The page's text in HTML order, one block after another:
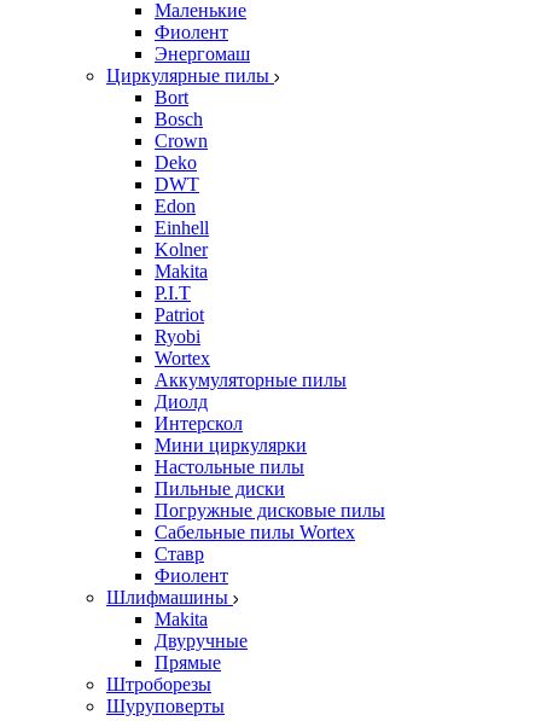
Маленькие
Фиолент
Энергомаш
Циркулярные пилы
Bort
Bosch
Crown
Deko
DWT
Edon
Einhell
Kolner
Makita
P.I.T
Patriot
Ryobi
Wortex
Аккумуляторные пилы
Диолд
Интерскол
Мини циркулярки
Настольные пилы
Пильные диски
Погружные дисковые пилы
Сабельные пилы Wortex
Ставр
Фиолент
Шлифмашины
Makita
Двуручные
Прямые
Штроборезы
Шуруповерты